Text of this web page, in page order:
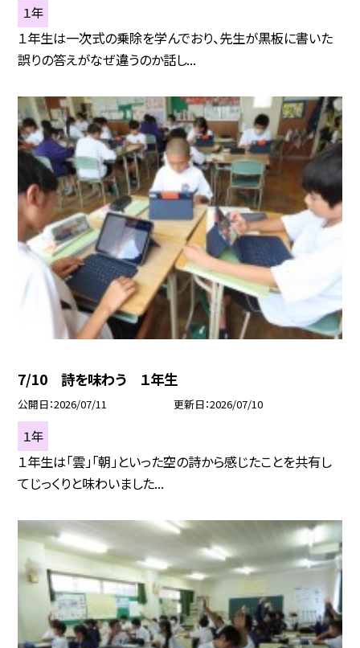
１年
１年生は一次式の乗除を学んでおり、先生が黒板に書いた
誤りの答えがなぜ違うのか話し...
7/10 詩を味わう １年生
公開日 2026/07/11 更新日 2026/07/10
１年
１年生は「雲」「朝」といった空の詩から感じたことを共有し
てじっくりと味わいました...